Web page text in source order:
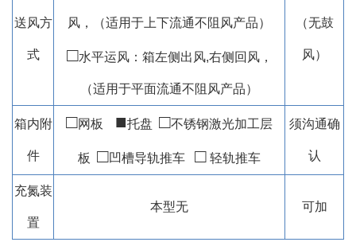
送风方
式
风，（适用于上下流通不阻风产品）
□水平运风：箱左侧出风,右侧回风，
（适用于平面流通不阻风产品）
（无鼓
风）
箱内附
件
□网板 ■托盘 □不锈钢激光加工层
板 □凹槽导轨推车 □ 轻轨推车
须沟通确
认
充氮装
置
本型无 可加